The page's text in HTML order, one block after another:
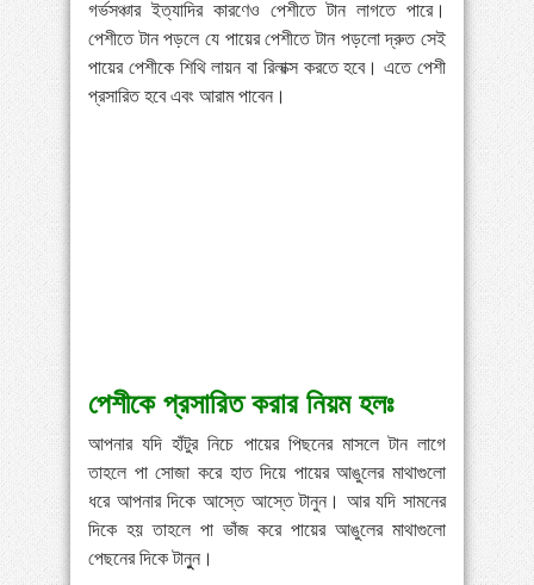
গর্ভসঞ্চার ইত্যাদির কারণেও পেশীতে টান লাগতে পারে।
পেশীতে টান পড়লে যে পায়ের পেশীতে টান পড়লো দ্রুত সেই
পায়ের পেশীকে শিথি লায়ন বা রিলাক্স করতে হবে। এতে পেশী
প্রসারিত হবে এবং আরাম পাবেন।
পেশীকে প্রসারিত করার নিয়ম হলঃ
আপনার যদি হাঁটুর নিচে পায়ের পিছনের মাসলে টান লাগে
তাহলে পা সোজা করে হাত দিয়ে পায়ের আঙুলের মাথাগুলো
ধরে আপনার দিকে আস্তে আস্তে টানুন। আর যদি সামনের
দিকে হয় তাহলে পা ভাঁজ করে পায়ের আঙুলের মাথাগুলো
পেছনের দিকে টানুুন।